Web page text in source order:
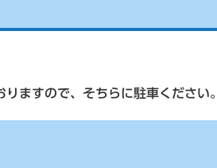
ますので、そちらに駐車ください。